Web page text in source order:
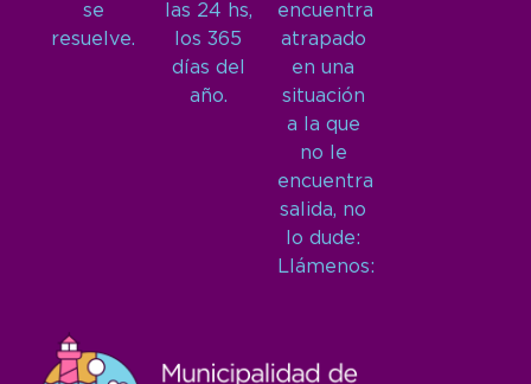
se
resuelve.
las 24 hs,
los 365
días del
año.
encuentra
atrapado
en una
situación
a la que
no le
encuentra
salida, no
lo dude:
Llámenos: